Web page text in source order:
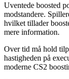
Uventede boosted
modstandere.
hvilket tillader
mere information.
Over tid må hold
hastigheden på
moderne CS2